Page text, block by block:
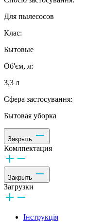
Для пылесосов
Клас:
Бытовые
Об'єм, л:
3,3 л
Сфера застосування:
Бытовая уборка
Закрыть
Комлпектация
Закрыть
Загрузки
Інструкція